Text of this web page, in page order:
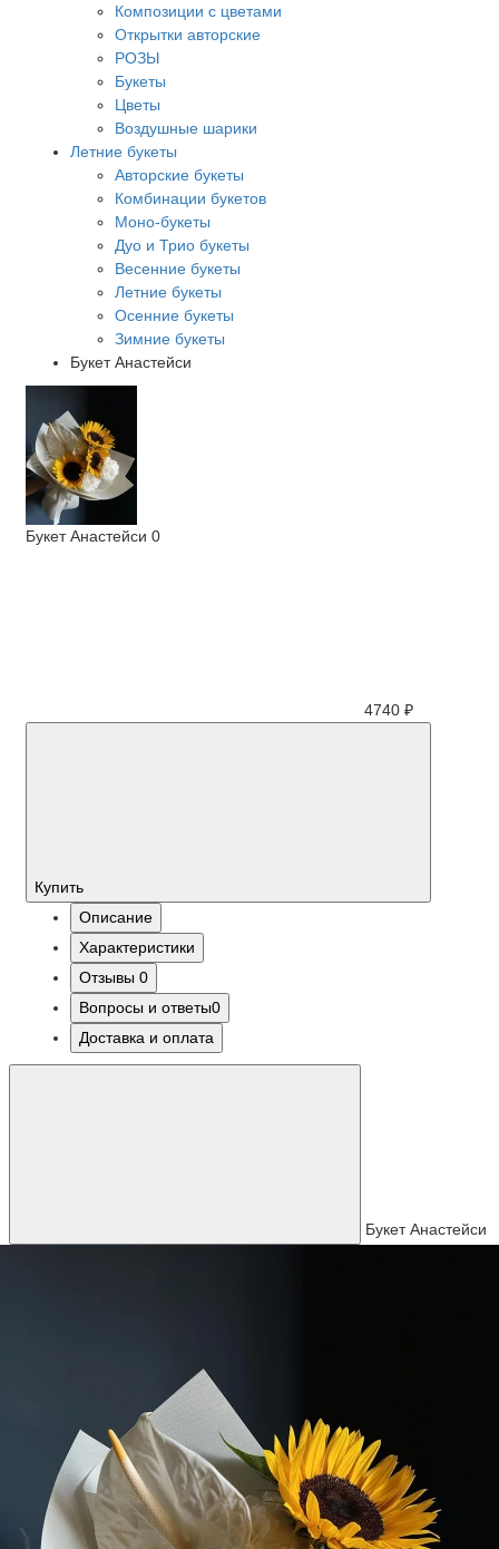
Композиции с цветами
Открытки авторские
РОЗЫ
Букеты
Цветы
Воздушные шарики
Летние букеты
Авторские букеты
Комбинации букетов
Моно-букеты
Дуо и Трио букеты
Весенние букеты
Летние букеты
Осенние букеты
Зимние букеты
Букет Анастейси
Букет Анастейси 0
4740 ₽
Купить
Описание
Характеристики
Отзывы 0
Вопросы и ответы0
Доставка и оплата
Букет Анастейси